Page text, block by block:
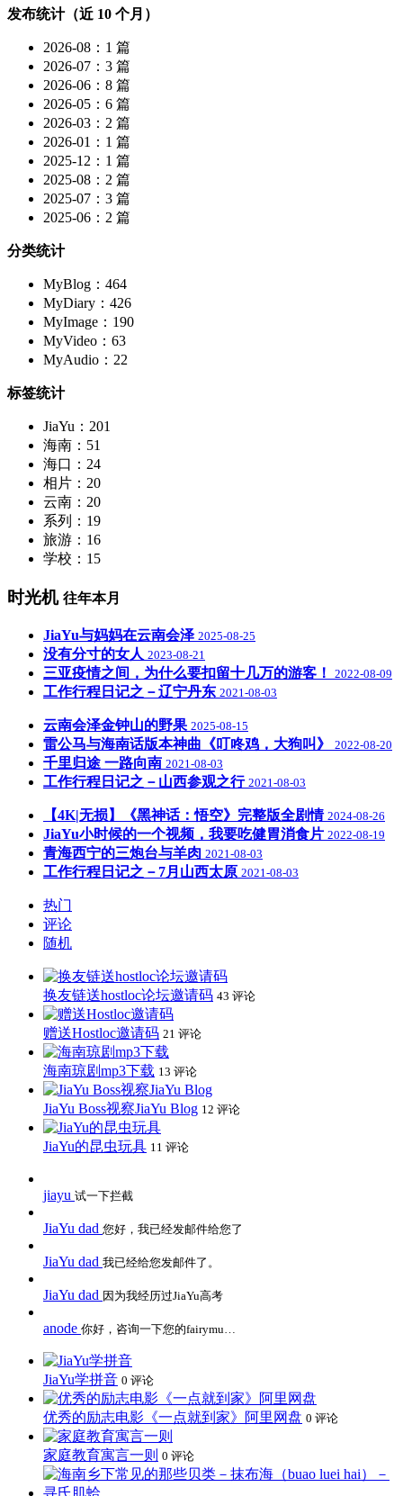
发布统计（近 10 个月）
2026-08：1 篇
2026-07：3 篇
2026-06：8 篇
2026-05：6 篇
2026-03：2 篇
2026-01：1 篇
2025-12：1 篇
2025-08：2 篇
2025-07：3 篇
2025-06：2 篇
分类统计
MyBlog：464
MyDiary：426
MyImage：190
MyVideo：63
MyAudio：22
标签统计
JiaYu：201
海南：51
海口：24
相片：20
云南：20
系列：19
旅游：16
学校：15
时光机 往年本月
JiaYu与妈妈在云南会泽 2025-08-25
没有分寸的女人 2023-08-21
三亚疫情之间，为什么要扣留十几万的游客！ 2022-08-09
工作行程日记之－辽宁丹东 2021-08-03
云南会泽金钟山的野果 2025-08-15
雷公马与海南话版本神曲《叮咚鸡，大狗叫》 2022-08-20
千里归途 一路向南 2021-08-03
工作行程日记之－山西参观之行 2021-08-03
【4K|无损】《黑神话：悟空》完整版全剧情 2024-08-26
JiaYu小时候的一个视频，我要吃健胃消食片 2022-08-19
青海西宁的三炮台与羊肉 2021-08-03
工作行程日记之－7月山西太原 2021-08-03
热门
评论
随机
换友链送hostloc论坛邀请码 43 评论
赠送Hostloc邀请码 21 评论
海南琼剧mp3下载 13 评论
JiaYu Boss视察JiaYu Blog 12 评论
JiaYu的昆虫玩具 11 评论
jiayu 试一下拦截
JiaYu dad 您好，我已经发邮件给您了
JiaYu dad 我已经给您发邮件了。
JiaYu dad 因为我经历过JiaYu高考
anode 你好，咨询一下您的fairymu…
JiaYu学拼音 0 评论
优秀的励志电影《一点就到家》阿里网盘 0 评论
家庭教育寓言一则 0 评论